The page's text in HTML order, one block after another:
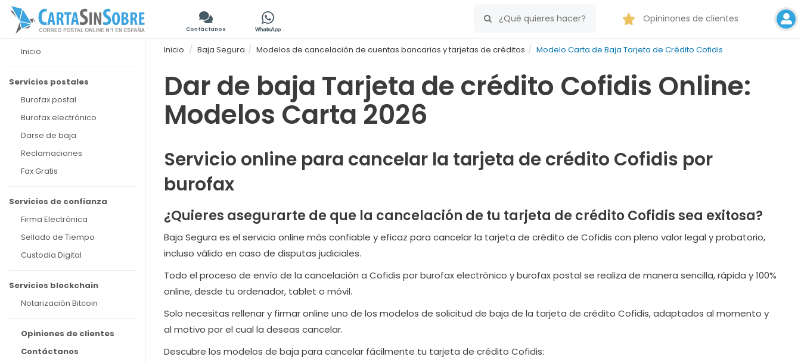
Contáctanos
Opininones de clientes
Inicio
Servicios postales
Burofax postal
Burofax electrónico
Darse de baja
Reclamaciones
Fax Gratis
Servicios de confianza
Firma Electrónica
Sellado de Tiempo
Custodia Digital
Servicios blockchain
Notarización Bitcoin
Opiniones de clientes
Contáctanos
Inicio Baja Segura Modelos de cancelación de cuentas bancarias y tarjetas de créditos Modelo Carta de Baja Tarjeta de Crédito Cofidis
Dar de baja Tarjeta de crédito Cofidis Online:
Modelos Carta 2026
Servicio online para cancelar la tarjeta de crédito Cofidis por
burofax
¿Quieres asegurarte de que la cancelación de tu tarjeta de crédito Cofidis sea exitosa?
Baja Segura es el servicio online más confiable y eficaz para cancelar la tarjeta de crédito de Cofidis con pleno valor legal y probatorio,
incluso válido en caso de disputas judiciales.
Todo el proceso de envío de la cancelación a Cofidis por burofax electrónico y burofax postal se realiza de manera sencilla, rápida y 100%
online, desde tu ordenador, tablet o móvil.
Solo necesitas rellenar y firmar online uno de los modelos de solicitud de baja de la tarjeta de crédito Cofidis, adaptados al momento y
al motivo por el cual la deseas cancelar.
Descubre los modelos de baja para cancelar fácilmente tu tarjeta de crédito Cofidis: